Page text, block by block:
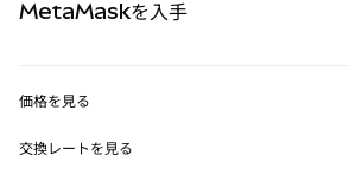
RWA
MetaMask Connect
MetaMaskを入手
価格を見る
イーサリアムの価格
交換レートを見る